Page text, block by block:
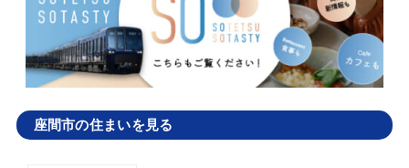
座間市の住まいを見る